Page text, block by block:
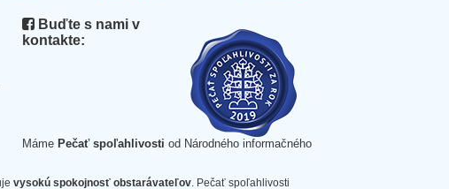
Buďte s nami v
kontakte:
Máme Pečať spoľahlivosti od Národného informačného
vysokú spokojnosť obstarávateľov. Pečať spoľahlivosti